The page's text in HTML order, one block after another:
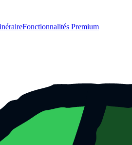
Fonctionnalités Premium